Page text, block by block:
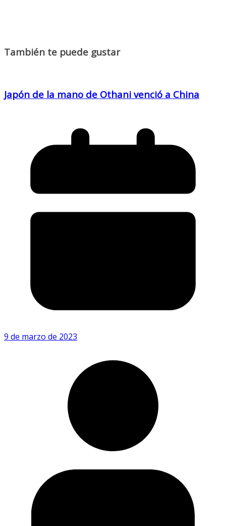
También te puede gustar
Japón de la mano de Othani venció a China
9 de marzo de 2023